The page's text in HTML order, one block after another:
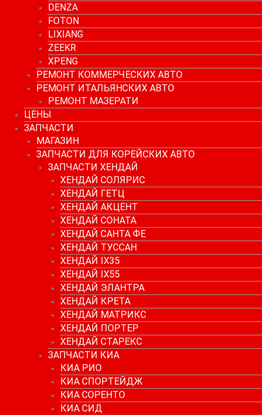
DENZA
FOTON
LIXIANG
ZEEKR
XPENG
РЕМОНТ КОММЕРЧЕСКИХ АВТО
РЕМОНТ ИТАЛЬЯНСКИХ АВТО
РЕМОНТ МАЗЕРАТИ
ЦЕНЫ
ЗАПЧАСТИ
МАГАЗИН
ЗАПЧАСТИ ДЛЯ КОРЕЙСКИХ АВТО
ЗАПЧАСТИ ХЕНДАЙ
ХЕНДАЙ СОЛЯРИС
ХЕНДАЙ ГЕТЦ
ХЕНДАЙ АКЦЕНТ
ХЕНДАЙ СОНАТА
ХЕНДАЙ САНТА ФЕ
ХЕНДАЙ ТУССАН
ХЕНДАЙ IX35
ХЕНДАЙ IX55
ХЕНДАЙ ЭЛАНТРА
ХЕНДАЙ КРЕТА
ХЕНДАЙ МАТРИКС
ХЕНДАЙ ПОРТЕР
ХЕНДАЙ СТАРЕКС
ЗАПЧАСТИ КИА
КИА РИО
КИА СПОРТЕЙДЖ
КИА СОРЕНТО
КИА СИД